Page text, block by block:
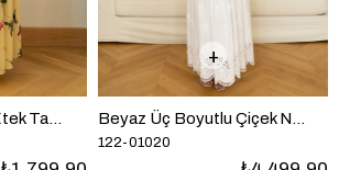
Sarı Desenli Crop Etek Takım Beyaz Üç Boyutlu Çiçek Nakış Detaylı Gömlek Etek Tasarım Takım
122-01020